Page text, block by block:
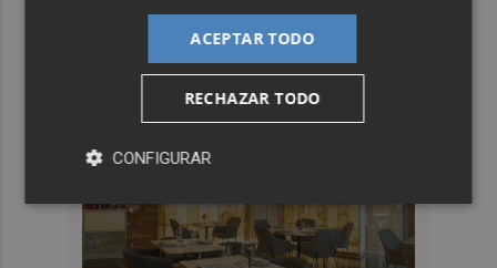
ACEPTAR TODO
RECHAZAR TODO
CONFIGURAR